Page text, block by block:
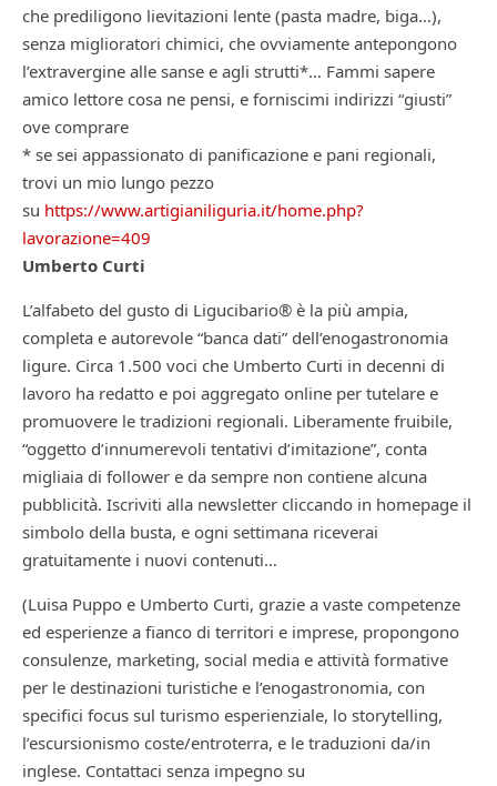
che prediligono lievitazioni lente (pasta madre, biga…),
senza miglioratori chimici, che ovviamente antepongono
l’extravergine alle sanse e agli strutti*… Fammi sapere
amico lettore cosa ne pensi, e forniscimi indirizzi “giusti”
ove comprare
* se sei appassionato di panificazione e pani regionali,
trovi un mio lungo pezzo
su https://www.artigianiliguria.it/home.php?
lavorazione=409
Umberto Curti
L’alfabeto del gusto di Ligucibario® è la più ampia,
completa e autorevole “banca dati” dell’enogastronomia
ligure. Circa 1.500 voci che Umberto Curti in decenni di
lavoro ha redatto e poi aggregato online per tutelare e
promuovere le tradizioni regionali. Liberamente fruibile,
“oggetto d’innumerevoli tentativi d’imitazione”, conta
migliaia di follower e da sempre non contiene alcuna
pubblicità. Iscriviti alla newsletter cliccando in homepage il
simbolo della busta, e ogni settimana riceverai
gratuitamente i nuovi contenuti…
(Luisa Puppo e Umberto Curti, grazie a vaste competenze
ed esperienze a fianco di territori e imprese, propongono
consulenze, marketing, social media e attività formative
per le destinazioni turistiche e l’enogastronomia, con
specifici focus sul turismo esperienziale, lo storytelling,
l’escursionismo coste/entroterra, e le traduzioni da/in
inglese. Contattaci senza impegno su